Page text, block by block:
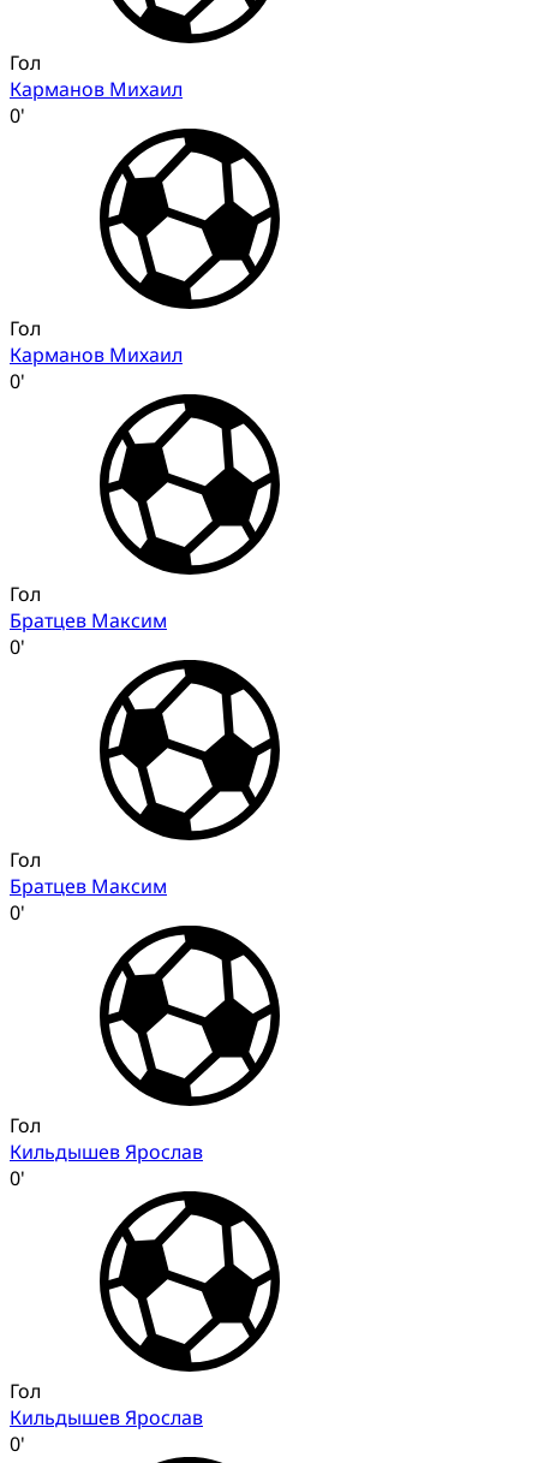
Гол
Карманов Михаил
0'
Гол
Карманов Михаил
0'
Гол
Братцев Максим
0'
Гол
Братцев Максим
0'
Гол
Кильдышев Ярослав
0'
Гол
Кильдышев Ярослав
0'